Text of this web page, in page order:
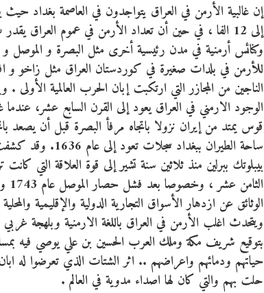
وكنائس أرمنية في مدن رئيسية أخرى مثل البصرة و الموصل
للأرمن في بلدات صغيرة في كوردستان العراق مثل زاخو و
الناجين من المجازر التي ارتكبت إبان الحرب العالمية الأولى .
الوجود الارمني في العراق يعود إلى القرن السابع عشر،
قوس يمتد من إيران نزولا باتجاه مرفأ البصرة قبل أن يصعد
ساحة الطيران
بيبلوتك ببرلين منذ ثلاثين سنة تشير إلى قوة العلاقة التي كانت
الوثائق عن ازدهار الأسواق التجارية الدولية والإقليمية
ويتحدث اغلب الأرمن في العراق باللغة الارمنية وبلهجة
بتوقيع شريف مكة وملك العرب الحسين بن علي يوصي فيه
حياتهم ودمائهم واعراضهم .. اثر الشتات الذي تعرضوا له ابان
حلت بهم والتي كان لها اصداء مدوية في العالم .